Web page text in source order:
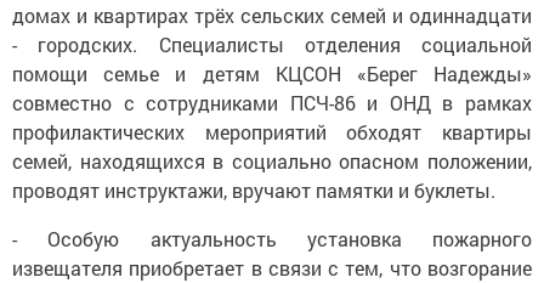
домах и квартирах трёх сельских семей и одиннадцати
- городских. Специалисты отделения социальной
помощи семье и детям КЦСОН «Берег Надежды»
совместно с сотрудниками ПСЧ-86 и ОНД в рамках
профилактических мероприятий обходят квартиры
семей, находящихся в социально опасном положении,
проводят инструктажи, вручают памятки и буклеты.
- Особую актуальность установка пожарного
извещателя приобретает в связи с тем, что возгорание